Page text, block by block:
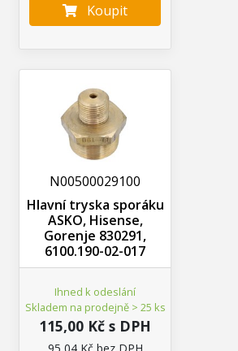
Koupit
N00500029100
Hlavní tryska sporáku
ASKO, Hisense,
Gorenje 830291,
6100.190-02-017
Ihned k odeslání
Skladem na prodejně > 25 ks
115,00 Kč s DPH
95,04 Kč bez DPH